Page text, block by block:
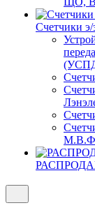
Счетчики э/